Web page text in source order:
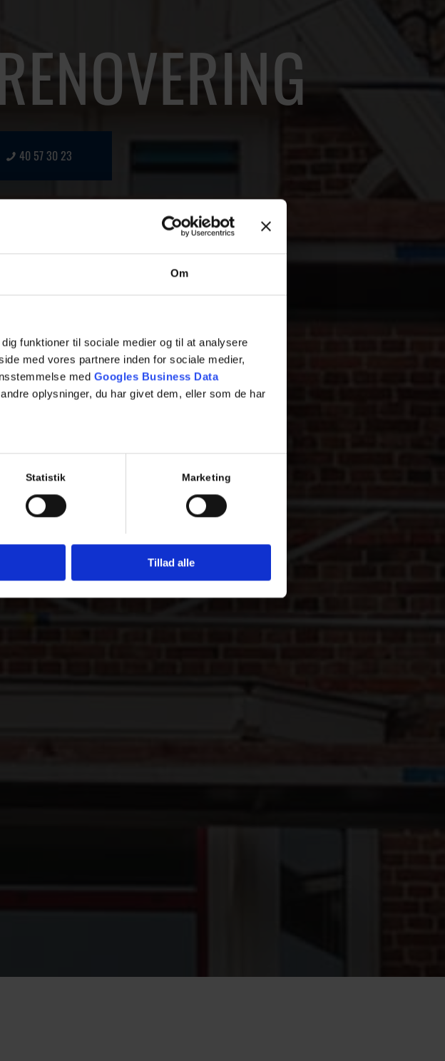
Om
funktioner til sociale medier og til at analysere
med vores partnere inden for sociale medier,
med Googles Business Data
oplysninger, du har givet dem, eller som de har
Statistik Marketing
Tillad alle
40 57 30 23